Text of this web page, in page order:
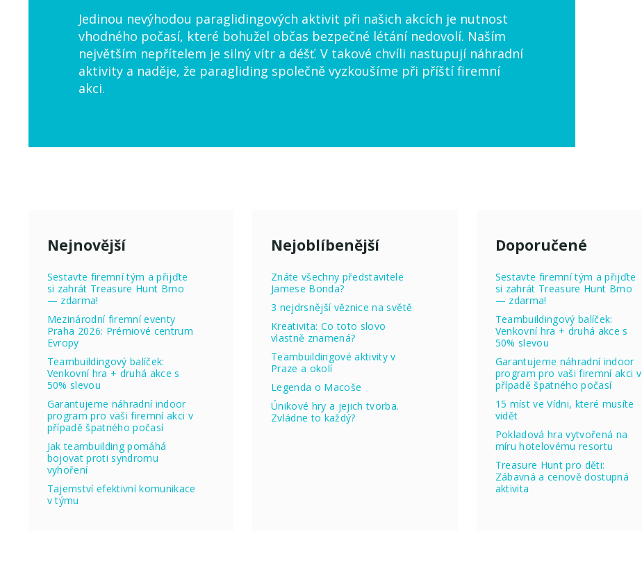
Jedinou nevýhodou paraglidingových aktivit při našich akcích je nutnost
vhodného počasí, které bohužel občas bezpečné létání nedovolí. Naším
největším nepřítelem je silný vítr a déšť. V takové chvíli nastupují náhradní
aktivity a naděje, že paragliding společně vyzkoušíme při příští firemní
akci.
Nejnovější
Sestavte firemní tým a přijďte
si zahrát Treasure Hunt Brno
— zdarma!
Mezinárodní firemní eventy
Praha 2026: Prémiové centrum
Evropy
Teambuildingový balíček:
Venkovní hra + druhá akce s
50% slevou
Garantujeme náhradní indoor
program pro vaši firemní akci v
případě špatného počasí
Jak teambuilding pomáhá
bojovat proti syndromu
vyhoření
Tajemství efektivní komunikace
v týmu
Nejoblíbenější
Znáte všechny představitele
Jamese Bonda?
3 nejdrsnější věznice na světě
Kreativita: Co toto slovo
vlastně znamená?
Teambuildingové aktivity v
Praze a okolí
Legenda o Macoše
Únikové hry a jejich tvorba.
Zvládne to každý?
Doporučené
Sestavte firemní tým a přijďte
si zahrát Treasure Hunt Brno
— zdarma!
Teambuildingový balíček:
Venkovní hra + druhá akce s
50% slevou
Garantujeme náhradní indoor
program pro vaši firemní akci v
případě špatného počasí
15 míst ve Vídni, které musíte
vidět
Pokladová hra vytvořená na
míru hotelovému resortu
Treasure Hunt pro děti:
Zábavná a cenově dostupná
aktivita